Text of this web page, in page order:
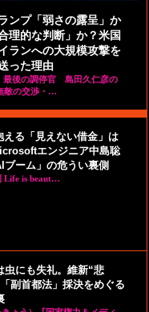
ンプ「弱さの露呈」か
合理的な判断」か？米国
ランへの大規模攻撃を
った理由
最後の調停官 島田久仁彦の
敵の交渉・…
える「見えない借金」は
エンジニア中島聡
ブーム」の危うい裏側
Life is beaut…
虫にも失礼。維新“悲
副首都法」採決をめぐる